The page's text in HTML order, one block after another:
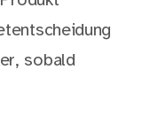
sobald